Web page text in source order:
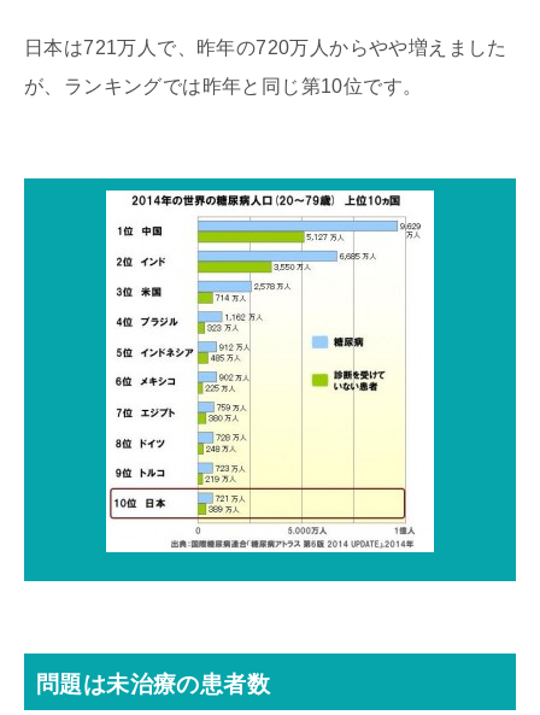
日本は721万人で、昨年の720万人からやや増えました
が、ランキングでは昨年と同じ第10位です。
問題は未治療の患者数